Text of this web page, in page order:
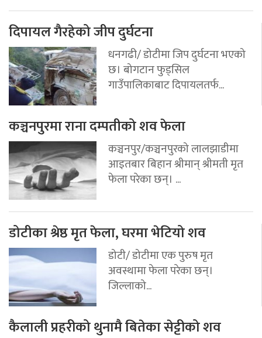
दिपायल गैरहेको जीप दुर्घटना
धनगढी/ डोटीमा जिप दुर्घटना भएको
छ। बोगटान फुड्सिल
गाउँपालिकाबाट दिपायलतर्फ...
कञ्चनपुरमा राना दम्पतीको शव फेला
कञ्चनपुर/कञ्चनपुरको लालझाडीमा
आइतबार बिहान श्रीमान् श्रीमती मृत
फेला परेका छन्। ...
डोटीका श्रेष्ठ मृत फेला, घरमा भेटियो शव
डोटी/ डोटीमा एक पुरुष मृत
अवस्थामा फेला परेका छन्।
जिल्लाको...
कैलाली प्रहरीको थुनामै बितेका सेट्टीको शव